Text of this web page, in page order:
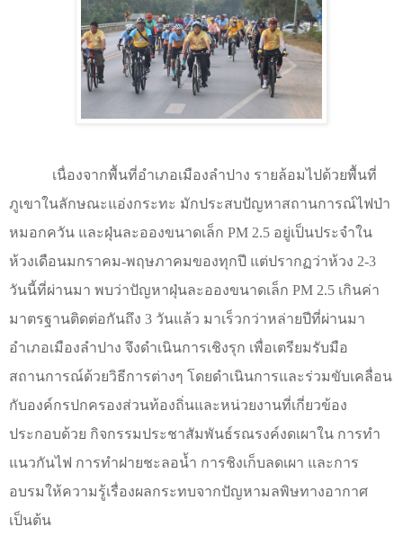
เนื่องจากพื้นที่อำเภอเมืองลำปาง รายล้อมไปด้วยพื้นที่
ภูเขาในลักษณะแอ่งกระทะ มักประสบปัญหาสถานการณ์ไฟป่า
หมอกควัน และฝุ่นละอองขนาดเล็ก PM 2.5 อยู่เป็นประจำใน
ห้วงเดือนมกราคม-พฤษภาคมของทุกปี แต่ปรากฏว่าห้วง 2-3
วันนี้ที่ผ่านมา พบว่าปัญหาฝุ่นละอองขนาดเล็ก PM 2.5 เกินค่า
มาตรฐานติดต่อกันถึง 3 วันแล้ว มาเร็วกว่าหล่ายปีที่ผ่านมา
อำเภอเมืองลำปาง จึงดำเนินการเชิงรุก เพื่อเตรียมรับมือ
สถานการณ์ด้วยวิธีการต่างๆ โดยดำเนินการและร่วมขับเคลื่อน
กับองค์กรปกครองส่วนท้องถิ่นและหน่วยงานที่เกี่ยวข้อง
ประกอบด้วย กิจกรรมประชาสัมพันธ์รณรงค์งดเผาใน การทำ
แนวกันไฟ การทำฝายชะลอน้ำ การชิงเก็บลดเผา และการ
อบรมให้ความรู้เรื่องผลกระทบจากปัญหามลพิษทางอากาศ
เป็นต้น